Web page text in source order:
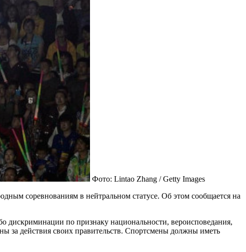
Фото: Lintao Zhang / Getty Images
соревнованиям в нейтральном статусе. Об этом сообщается на
по признаку национальности, вероисповедания,
за действия своих правительств. Спортсмены должны иметь